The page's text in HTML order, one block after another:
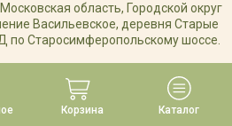
Корзина Каталог
область, Городской округ
Васильевское, деревня Старые
по Старосимферопольскому шоссе.
САЙТА